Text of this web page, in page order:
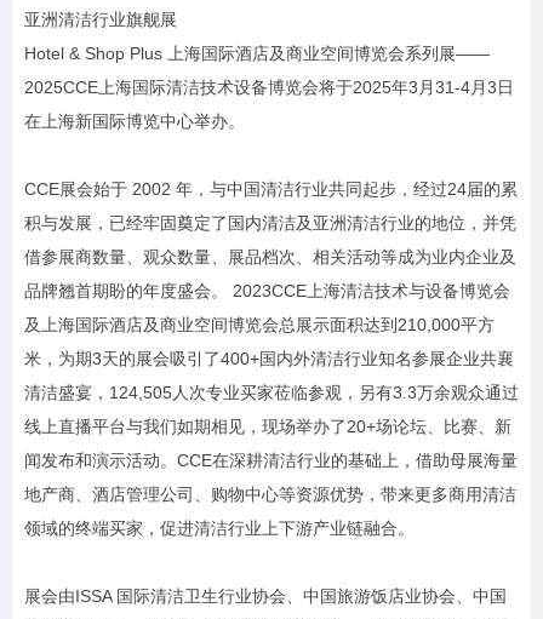
亚洲清洁行业旗舰展
Hotel & Shop Plus 上海国际酒店及商业空间博览会系列展——
2025CCE上海国际清洁技术设备博览会将于2025年3月31-4月3日
在上海新国际博览中心举办。
CCE展会始于 2002 年，与中国清洁行业共同起步，经过24届的累
积与发展，已经牢固奠定了国内清洁及亚洲清洁行业的地位，并凭
借参展商数量、观众数量、展品档次、相关活动等成为业内企业及
品牌翘首期盼的年度盛会。 2023CCE上海清洁技术与设备博览会
及上海国际酒店及商业空间博览会总展示面积达到210,000平方
米，为期3天的展会吸引了400+国内外清洁行业知名参展企业共襄
清洁盛宴，124,505人次专业买家莅临参观，另有3.3万余观众通过
线上直播平台与我们如期相见，现场举办了20+场论坛、比赛、新
闻发布和演示活动。CCE在深耕清洁行业的基础上，借助母展海量
地产商、酒店管理公司、购物中心等资源优势，带来更多商用清洁
领域的终端买家，促进清洁行业上下游产业链融合。
展会由ISSA 国际清洁卫生行业协会、中国旅游饭店业协会、中国